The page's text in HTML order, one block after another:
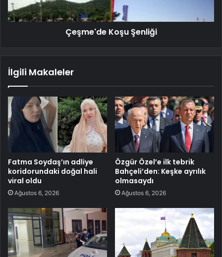
Çeşme'de Koşu Şenliği
İlgili Makaleler
Fatma Soydaş’ın adliye
koridorundaki doğal hali
viral oldu
Ağustos 6, 2026
Özgür Özel’e ilk tebrik
Bahçeli’den: Keşke ayrılık
olmasaydı
Ağustos 6, 2026